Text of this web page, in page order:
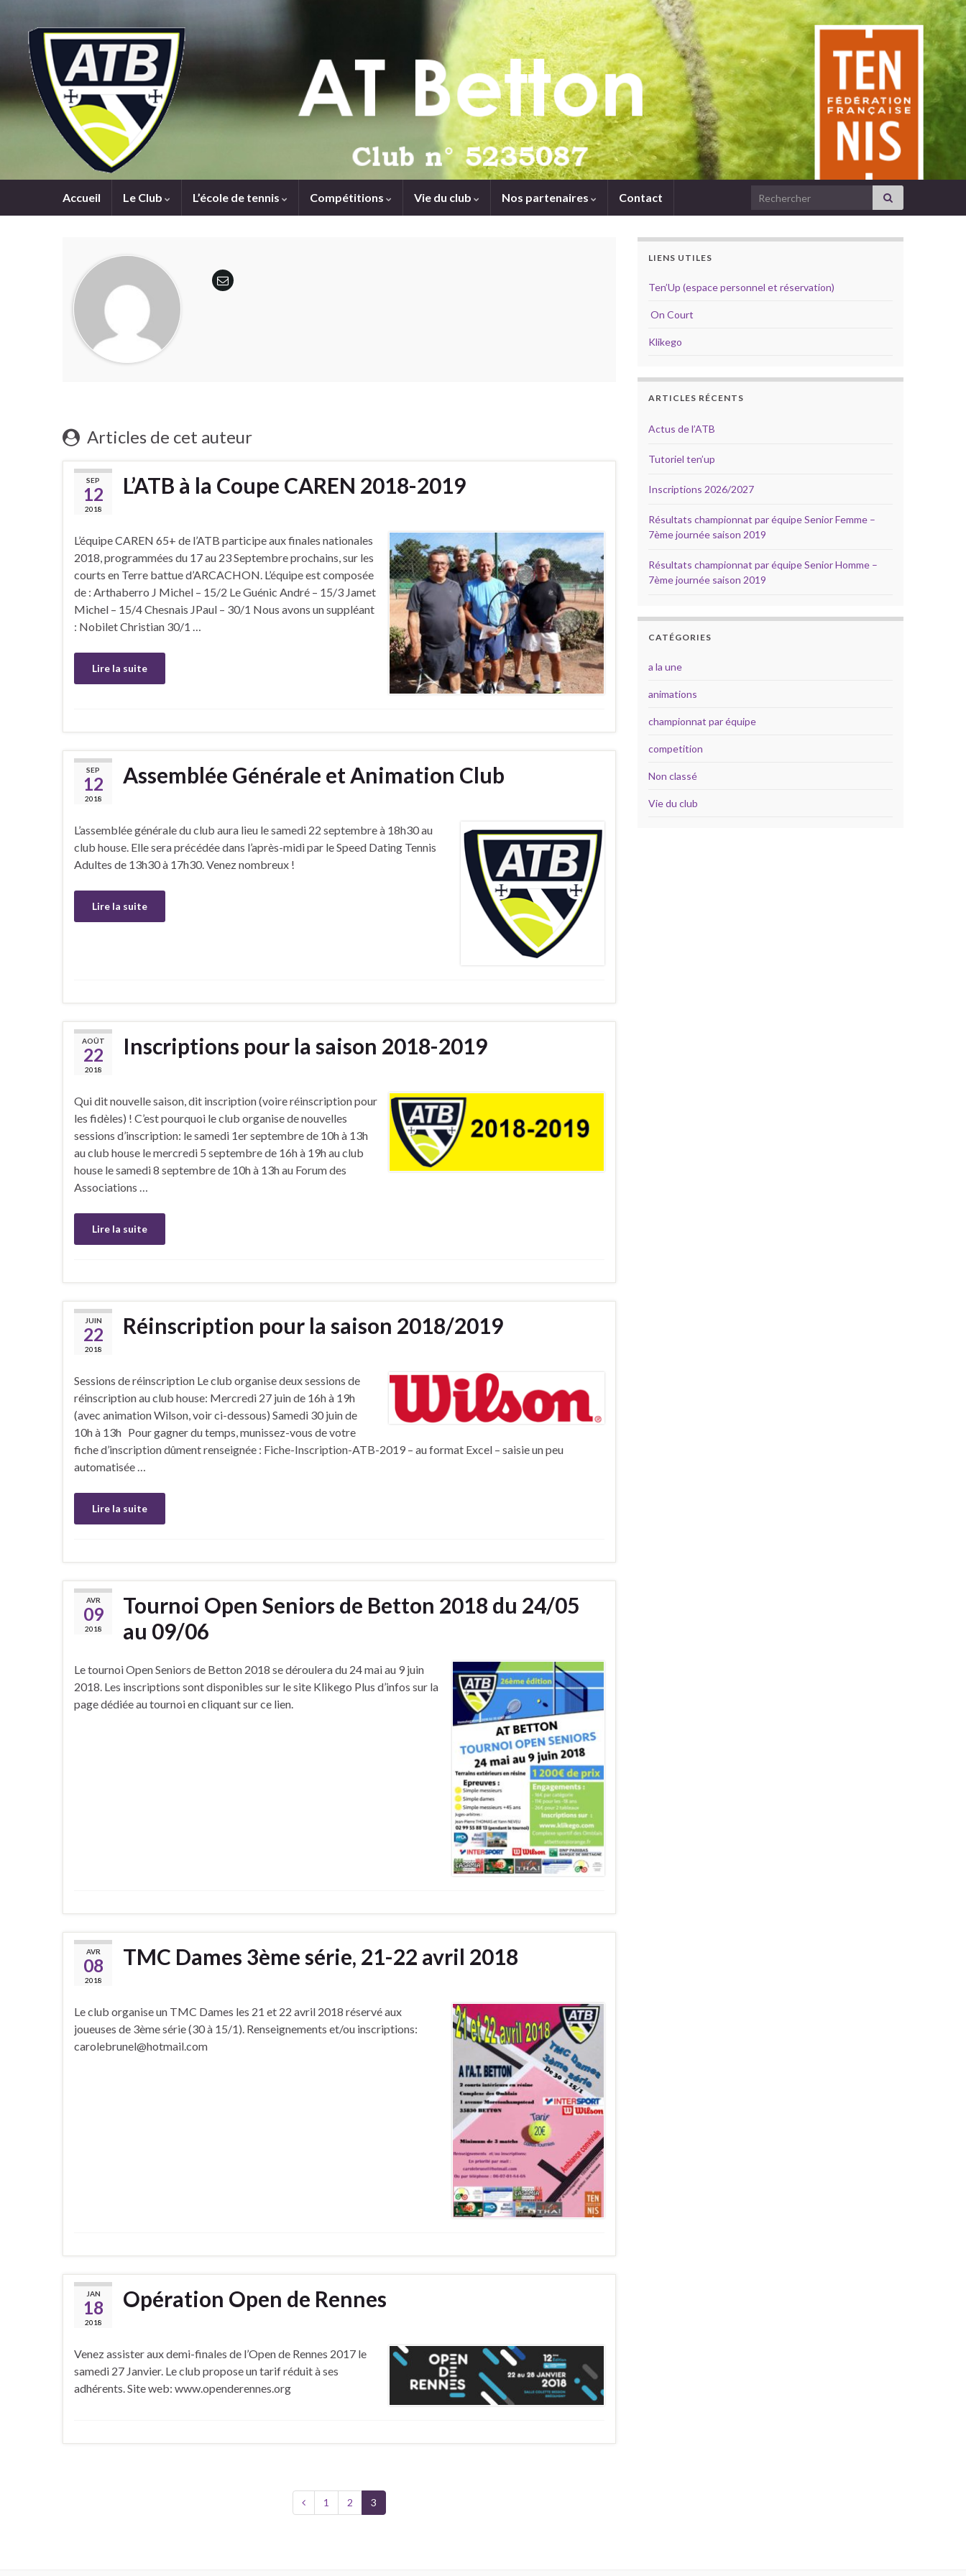
Accueil Le Club L’école de tennis Compétitions Vie du club Nos partenaires Contact Search for:
Articles de cet auteur
SEP
12
2018
L’ATB à la Coupe CAREN 2018-2019
L’équipe CAREN 65+ de l’ATB participe aux finales nationales
2018, programmées du 17 au 23 Septembre prochains, sur les
courts en Terre battue d’ARCACHON. L’équipe est composée
de : Arthaberro J Michel – 15/2 Le Guénic André – 15/3 Jamet
Michel – 15/4 Chesnais JPaul – 30/1 Nous avons un suppléant
: Nobilet Christian 30/1 …
Lire la suite
SEP
12
2018
Assemblée Générale et Animation Club
L’assemblée générale du club aura lieu le samedi 22 septembre à 18h30 au
club house. Elle sera précédée dans l’après-midi par le Speed Dating Tennis
Adultes de 13h30 à 17h30. Venez nombreux !
Lire la suite
AOÛT
22
2018
Inscriptions pour la saison 2018-2019
Qui dit nouvelle saison, dit inscription (voire réinscription pour
les fidèles) ! C’est pourquoi le club organise de nouvelles
sessions d’inscription: le samedi 1er septembre de 10h à 13h
au club house le mercredi 5 septembre de 16h à 19h au club
house le samedi 8 septembre de 10h à 13h au Forum des
Associations …
Lire la suite
JUIN
22
2018
Réinscription pour la saison 2018/2019
Sessions de réinscription Le club organise deux sessions de
réinscription au club house: Mercredi 27 juin de 16h à 19h
(avec animation Wilson, voir ci-dessous) Samedi 30 juin de
10h à 13h Pour gagner du temps, munissez-vous de votre
fiche d’inscription dûment renseignée : Fiche-Inscription-ATB-2019 – au format Excel – saisie un peu
automatisée …
Lire la suite
AVR
09
2018
Tournoi Open Seniors de Betton 2018 du 24/05
au 09/06
Le tournoi Open Seniors de Betton 2018 se déroulera du 24 mai au 9 juin
2018. Les inscriptions sont disponibles sur le site Klikego Plus d’infos sur la
page dédiée au tournoi en cliquant sur ce lien.
AVR
08
2018
TMC Dames 3ème série, 21-22 avril 2018
Le club organise un TMC Dames les 21 et 22 avril 2018 réservé aux
joueuses de 3ème série (30 à 15/1). Renseignements et/ou inscriptions:
carolebrunel@hotmail.com
JAN
18
2018
Opération Open de Rennes
Venez assister aux demi-finales de l’Open de Rennes 2017 le
samedi 27 Janvier. Le club propose un tarif réduit à ses
adhérents. Site web: www.openderennes.org
1 2 3
LIENS UTILES
Ten’Up (espace personnel et réservation)
On Court
Klikego
ARTICLES RÉCENTS
Actus de l’ATB
Tutoriel ten’up
Inscriptions 2026/2027
Résultats championnat par équipe Senior Femme –
7ème journée saison 2019
Résultats championnat par équipe Senior Homme –
7ème journée saison 2019
CATÉGORIES
a la une
animations
championnat par équipe
competition
Non classé
Vie du club